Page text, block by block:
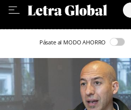
Pásate al MODO AHORRO